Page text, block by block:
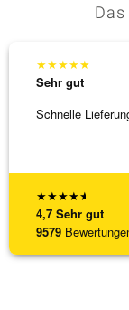
★★★★★
4,7 Sehr gut
9579
★★★★★
Sehr gut
Schnelle